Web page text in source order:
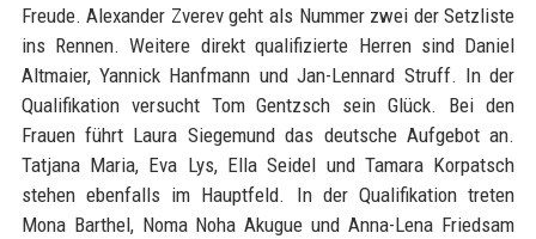
Freude. Alexander Zverev geht als Nummer zwei der Setzliste
ins Rennen. Weitere direkt qualifizierte Herren sind Daniel
Altmaier, Yannick Hanfmann und Jan-Lennard Struff. In der
Qualifikation versucht Tom Gentzsch sein Glück. Bei den
Frauen führt Laura Siegemund das deutsche Aufgebot an.
Tatjana Maria, Eva Lys, Ella Seidel und Tamara Korpatsch
stehen ebenfalls im Hauptfeld. In der Qualifikation treten
Mona Barthel, Noma Noha Akugue und Anna-Lena Friedsam